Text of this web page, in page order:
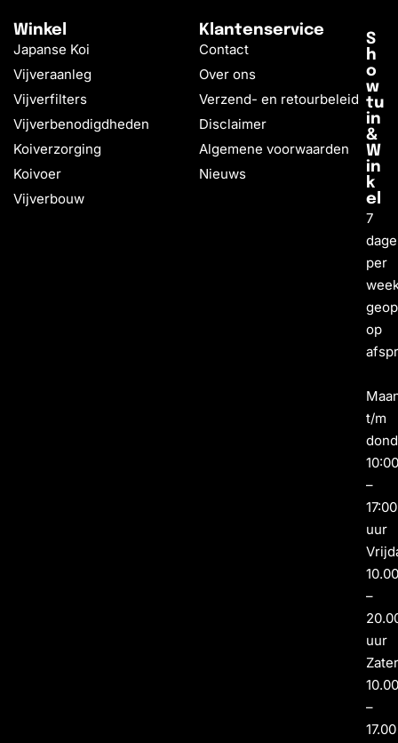
Winkel
Japanse Koi
Vijveraanleg
Vijverfilters
Vijverbenodigdheden
Koiverzorging
Koivoer
Vijverbouw
Klantenservice
Contact
Over ons
Verzend- en retourbeleid
Disclaimer
Algemene voorwaarden
Nieuws
S
h
o
w
tu
in
&
W
in
k
el
7
per
op
t/m
–
17:00
uur
–
uur
–
17.00